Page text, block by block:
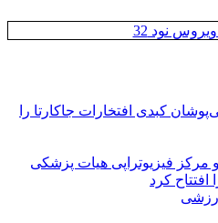
نود 32
کبدی افتخارات جاکارتا را
مرکز فیزیوتراپی هیات پزشکی
کرد